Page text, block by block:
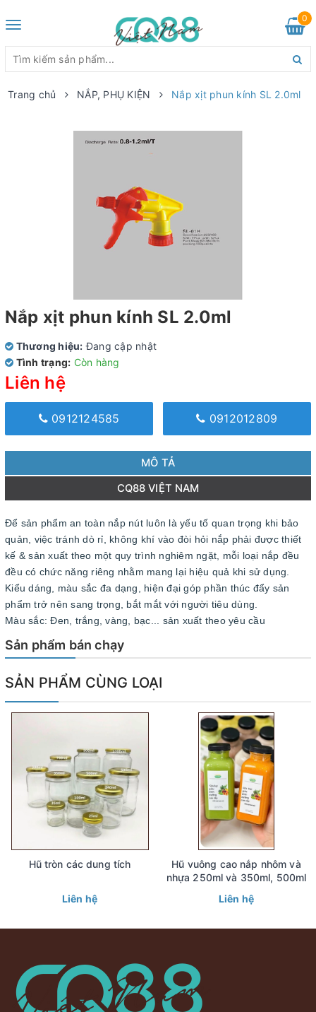
Toggle
0
Trang chủ NẮP, PHỤ KIỆN Nắp xịt phun kính SL 2.0ml
Nắp xịt phun kính SL 2.0ml
Thương hiệu: Đang cập nhật
Tình trạng: Còn hàng
Liên hệ
0912124585 0912012809
MÔ TẢ
CQ88 VIỆT NAM
Để sản phẩm an toàn nắp nút luôn là yếu tố quan trọng khi bảo
quản, việc tránh dò rỉ, không khí vào đòi hỏi nắp phải được thiết
kế & sản xuất theo một quy trình nghiêm ngặt, mỗi loại nắp đều
đều có chức năng riêng nhằm mang lại hiệu quả khi sử dụng.
Kiểu dáng, màu sắc đa dạng, hiện đại góp phần thúc đẩy sản
phẩm trở nên sang trọng, bắt mắt với người tiêu dùng.
Màu sắc: Đen, trắng, vàng, bạc... sản xuất theo yêu cầu
Sản phẩm bán chạy
SẢN PHẨM CÙNG LOẠI
Hũ tròn các dung tích
Liên hệ
Hũ vuông cao nắp nhôm và
nhựa 250ml và 350ml, 500ml
Liên hệ